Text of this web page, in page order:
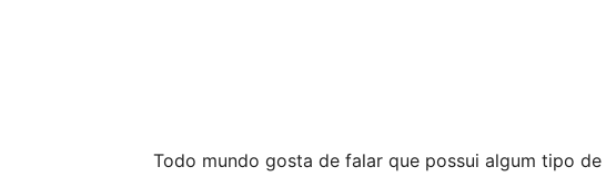
Todo mundo gosta de falar que possui algum tipo de